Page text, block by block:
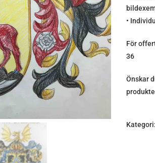
•
För
36
Önskar
Kategori: